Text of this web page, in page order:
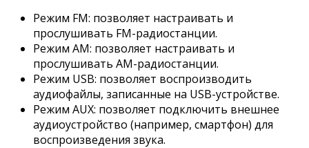
Режим FM: позволяет настраивать и
прослушивать FM-радиостанции.
Режим AM: позволяет настраивать и
прослушивать AM-радиостанции.
Режим USB: позволяет воспроизводить
аудиофайлы, записанные на USB-устройстве.
Режим AUX: позволяет подключить внешнее
аудиоустройство (например, смартфон) для
воспроизведения звука.